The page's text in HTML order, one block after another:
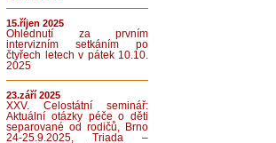
15.říjen 2025
Ohlédnutí za prvním
intervizním setkáním po
čtyřech letech v pátek 10.10.
2025
23.září 2025
XXV. Celostátní seminář:
Aktuální otázky péče o děti
separované od rodičů, Brno
24-25.9.2025, Triada –